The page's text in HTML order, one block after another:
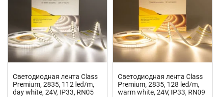
Светодиодная лента Class
Premium, 2835, 112 led/m,
day white, 24V, IP33, RN05
Светодиодная лента Class
Premium, 2835, 128 led/m,
warm white, 24V, IP33, RN09